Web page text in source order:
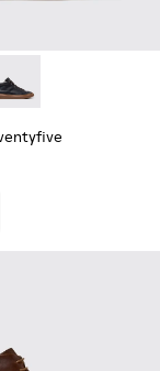
Ankle Boots
Leather Ankle
032
- K300287-030
GM -
Peu Pista GM -
-
Twentyfive -